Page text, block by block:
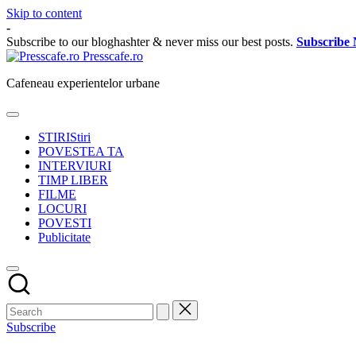
Skip to content
-
Subscribe to our bloghashter & never miss our best posts. Subscribe
Presscafe.ro
Cafeneau experientelor urbane
STIRIStiri
POVESTEA TA
INTERVIURI
TIMP LIBER
FILME
LOCURI
POVESTI
Publicitate
Subscribe